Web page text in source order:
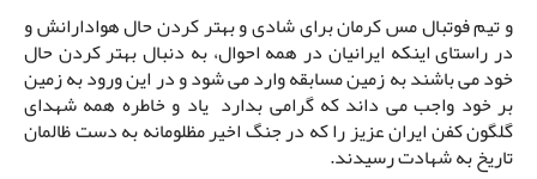
و تیم فوتبال مس کرمان برای شادی و بهتر کردن حال هوادارانش و
در راستای اینکه ایرانیان در همه احوال، به دنبال بهتر کردن حال
خود می باشند به زمین مسابقه وارد می شود و در این ورود به زمین
بر خود واجب می داند که گرامی بدارد یاد و خاطره همه شهدای
گلگون کفن ایران عزیز را که در جنگ اخیر مظلومانه به دست ظالمان
تاریخ به شهادت رسیدند.